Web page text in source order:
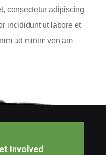
consectetur adipiscing
incididunt ut labore et
ad minim veniam
Involved